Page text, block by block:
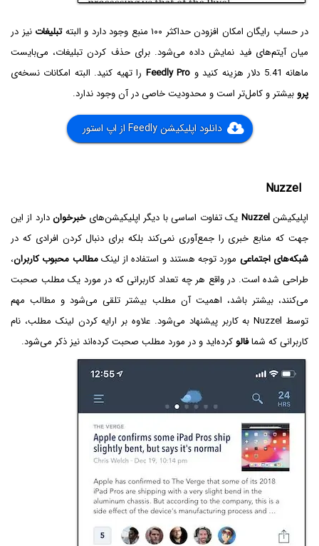
در حساب رایگان امکان افزودن حداکثر ۱۰۰ منبع وجود دارد و البته تبلیغات نیز در
میان آیتم‌های فید نمایش داده می‌شود. برای حذف کردن تبلیغات، می‌بایست
ماهانه 5.41 دلار هزینه کنید و
Feedly Pro را تهیه کنید. البته امکانات نسخه‌ی
پرو بیشتر و کامل‌تر است و محدودیت خاصی در آن وجود ندارد.
دانلود اپلیکیشن Feedly از اپ استور
Nuzzel
اپلیکیشنNuzzel یک تفاوت اساسی با دیگر اپلیکیشن‌هایخبرخواندارد از این
جهت که منابع خبری را جمع‌آوری نمی‌کند بلکه برای دنبال کردن افرادی که در
شبکه‌های اجتماعی مورد توجه هستند و استفاده از لینکمطالب محبوب کاربران،
طراحی شده است. در واقع هر چه تعداد کاربرانی که در مورد یک مطلب صحبت
می‌کنند، بیشتر باشد، اهمیت آن مطلب بیشتر تلقی می‌شود و مطالب مهم
توسط Nuzzel به کاربر پیشنهاد می‌شود. علاوه بر ارایه کردن لینک مطلب، نام
کاربرانی که شمافالو کرده‌اید و در مورد مطلب صحبت کرده‌اند نیز ذکر می‌شود.